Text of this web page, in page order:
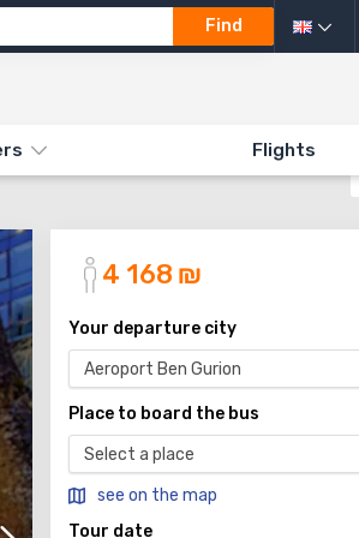
Find
Flights
4 168 ₪
Your departure city
Aeroport Ben Gurion
Place to board the bus
Select a place
see on the map
Tour date